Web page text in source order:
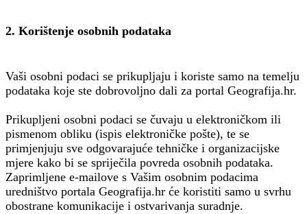
2. Korištenje osobnih podataka
Vaši osobni podaci se prikupljaju i koriste samo na temelju
podataka koje ste dobrovoljno dali za portal Geografija.hr.
Prikupljeni osobni podaci se čuvaju u elektroničkom ili
pismenom obliku (ispis elektroničke pošte), te se
primjenjuju sve odgovarajuće tehničke i organizacijske
mjere kako bi se spriječila povreda osobnih podataka.
Zaprimljene e-mailove s Vašim osobnim podacima
uredništvo portala Geografija.hr će koristiti samo u svrhu
obostrane komunikacije i ostvarivanja suradnje.